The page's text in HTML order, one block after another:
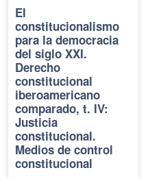
El
constitucionalismo
para la democracia
del siglo XXI.
Derecho
constitucional
iberoamericano
comparado, t. IV:
Justicia
constitucional.
Medios de control
constitucional